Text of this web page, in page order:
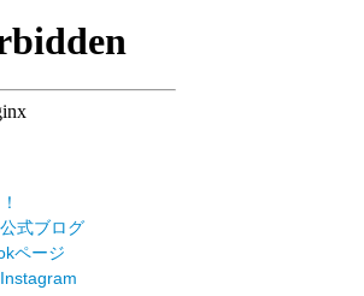
式ブログ
ページ